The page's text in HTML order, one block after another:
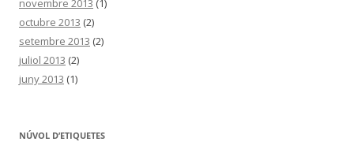
novembre 2013 (1)
octubre 2013 (2)
setembre 2013 (2)
juliol 2013 (2)
juny 2013 (1)
NÚVOL D’ETIQUETES